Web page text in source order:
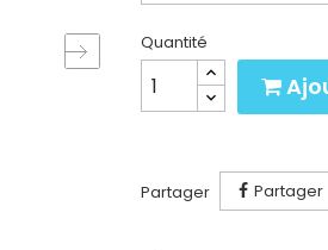
Quantité
Partager Partager